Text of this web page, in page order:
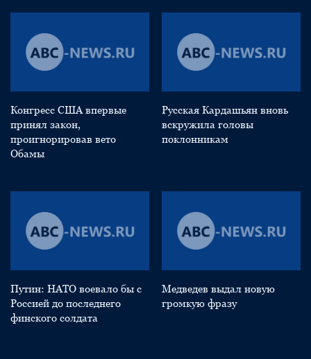
Конгресс США впервые
принял закон,
проигнорировав вето
Обамы
Русская Кардашьян вновь
вскружила головы
поклонникам
Путин: НАТО воевало бы с
Россией до последнего
финского солдата
Медведев выдал новую
громкую фразу